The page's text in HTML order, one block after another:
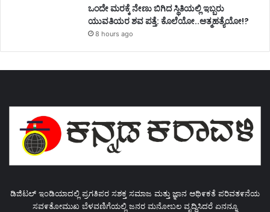
ಒಂದೇ ಮರಕ್ಕೆ ನೇಣು ಬಿಗಿದ ಸ್ಥಿತಿಯಲ್ಲಿ ಇಬ್ಬರು
ಯುವತಿಯರ ಶವ ಪತ್ತೆ: ಕೊಲೆಯೋ..ಆತ್ಮಹತ್ಯೆಯೋ!?
8 hours ago
ಡಿಜಿಟಲ್ ಇಂಡಿಯಾದಲ್ಲಿ ಪ್ರಗತಿಪರ ಸಶಕ್ತ ಸಮಾಜ ಮತ್ತು ಜ್ಞಾನ ಆಥಿ೯ಕತೆ ಪರಿವತ೯ನೆಯ
ಸವ೯ತೋಮುಖ ಬೆಳವಣಿಗೆಯಲ್ಲಿ ಜನರ ಮನೋಬಲ ವೃದ್ಧಿಸಿದರೆ ಏನನ್ನೂ